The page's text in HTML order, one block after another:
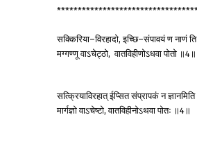
सक्किरिया–विरहादो,इच्छि–संपावयंणनाणंति
मग्गण्णूवाऽचेट्ठो,वातविहीणोऽधवापोतो ॥4 ॥
सत्क्रियाविरहात्ईप्सितसंप्रापकंन
मार्गज्ञोवाऽचेष्टो,वातविहीनोऽथवापोतः ॥4 ॥